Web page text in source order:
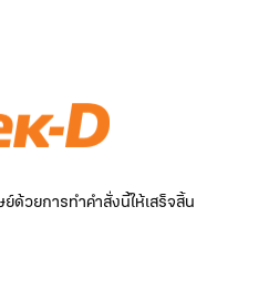
ด้วยการทำคำสั่งนี้ให้เสร็จสิ้น